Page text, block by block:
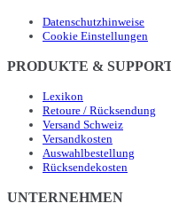
Datenschutzhinweise
Cookie Einstellungen
PRODUKTE &
Lexikon
Retoure / Rücksendung
Versand Schweiz
Versandkosten
Auswahlbestellung
Rücksendekosten
UNTERNEHMEN